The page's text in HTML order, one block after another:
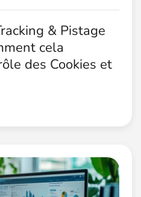
& Pistage
cela
des Cookies et